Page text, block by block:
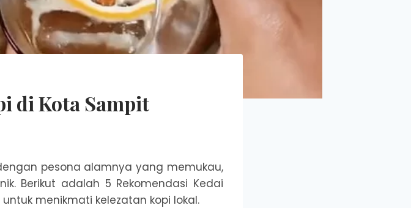
di Kota Sampit
pesona alamnya yang memukau,
Berikut adalah 5 Rekomendasi Kedai
menikmati kelezatan kopi lokal.